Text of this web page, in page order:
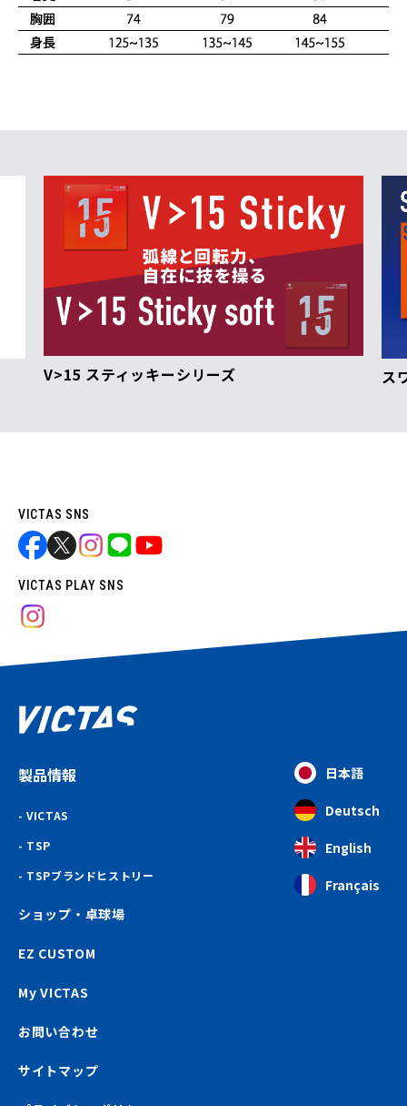
V>15 スティッキーシリーズ ス
VICTAS SNS
VICTAS PLAY SNS
製品情報
VICTAS
TSP
TSPブランドヒストリー
ショップ・卓球場
EZ CUSTOM
My VICTAS
お問い合わせ
サイトマップ
日本語
Deutsch
English
Français